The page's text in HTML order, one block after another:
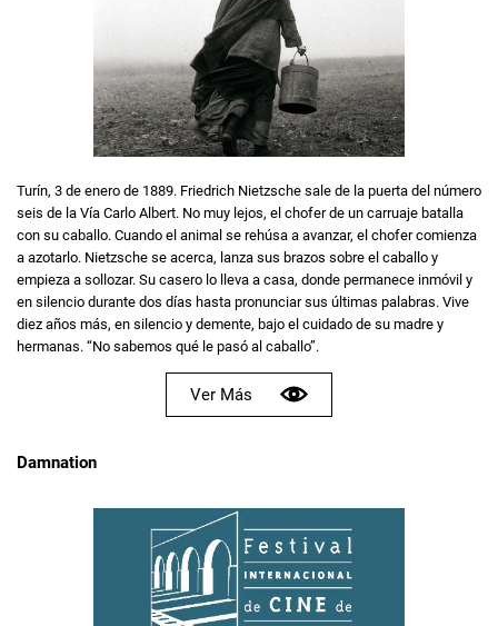
Turín, 3 de enero de 1889. Friedrich Nietzsche sale de la puerta del número
seis de la Vía Carlo Albert. No muy lejos, el chofer de un carruaje batalla
con su caballo. Cuando el animal se rehúsa a avanzar, el chofer comienza
a azotarlo. Nietzsche se acerca, lanza sus brazos sobre el caballo y
empieza a sollozar. Su casero lo lleva a casa, donde permanece inmóvil y
en silencio durante dos días hasta pronunciar sus últimas palabras. Vive
diez años más, en silencio y demente, bajo el cuidado de su madre y
hermanas. “No sabemos qué le pasó al caballo”.
Ver Más
Damnation